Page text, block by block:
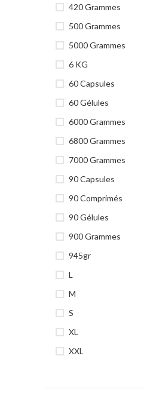
420 Grammes
500 Grammes
5000 Grammes
6 KG
60 Capsules
60 Gélules
6000 Grammes
6800 Grammes
7000 Grammes
90 Capsules
90 Comprimés
90 Gélules
900 Grammes
945gr
L
M
S
XL
XXL